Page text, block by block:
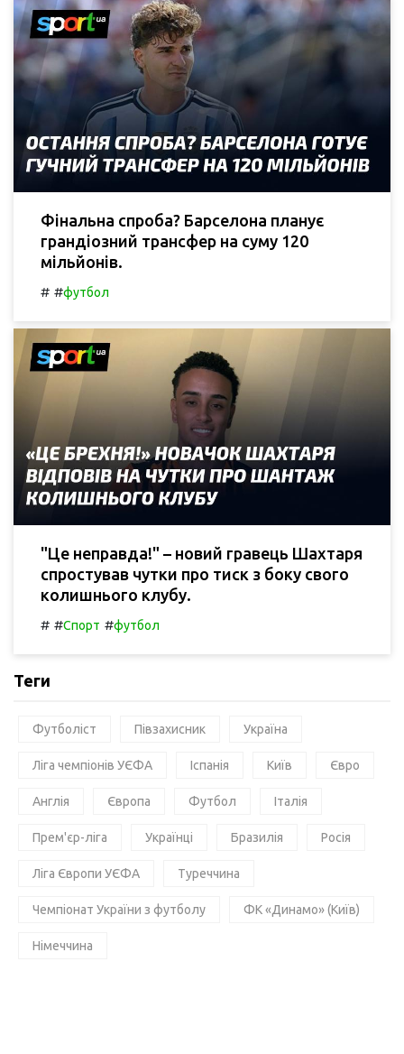
Фінальна спроба? Барселона планує
грандіозний трансфер на суму 120
мільйонів.
# #футбол
"Це неправда!" – новий гравець Шахтаря
спростував чутки про тиск з боку свого
колишнього клубу.
# #Спорт #футбол
Теги
Футболіст Півзахисник Україна
Ліга чемпіонів УЄФА Іспанія Київ Євро
Англія Європа Футбол Італія
Прем'єр-ліга Українці Бразилія Росія
Ліга Європи УЄФА Туреччина
Чемпіонат України з футболу ФК «Динамо» (Київ)
Німеччина